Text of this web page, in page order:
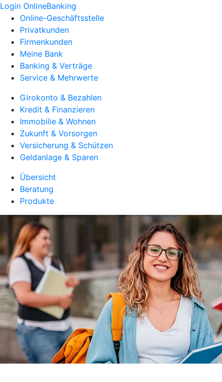
Login OnlineBanking
Online-Geschäftsstelle
Privatkunden
Firmenkunden
Meine Bank
Banking & Verträge
Service & Mehrwerte
Girokonto & Bezahlen
Kredit & Finanzieren
Immobilie & Wohnen
Zukunft & Vorsorgen
Versicherung & Schützen
Geldanlage & Sparen
Übersicht
Beratung
Produkte